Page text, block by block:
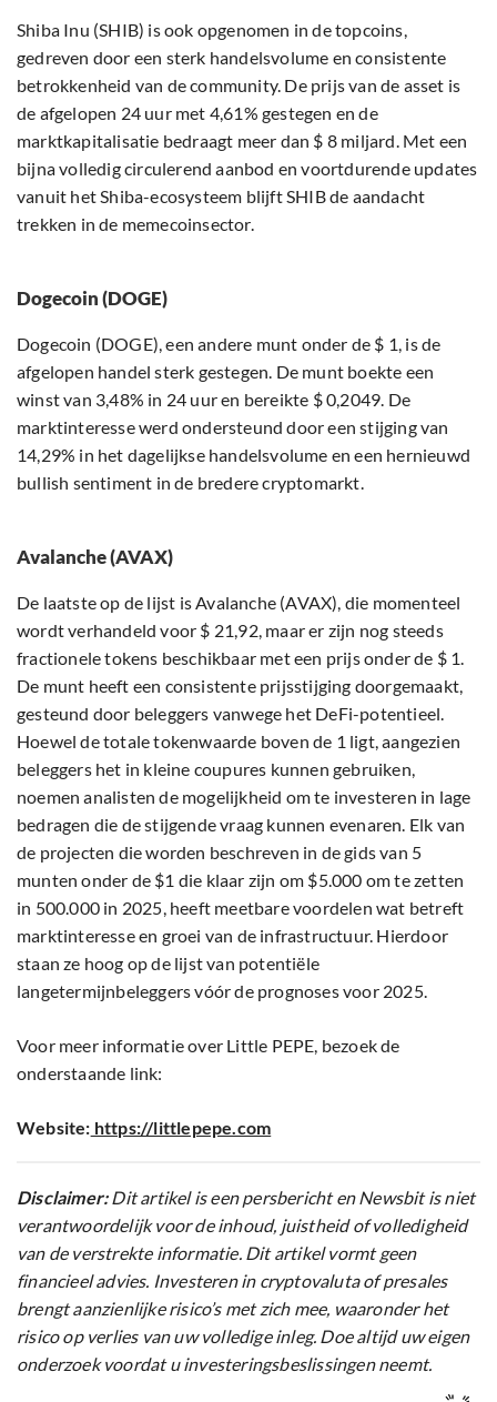
Shiba Inu (SHIB) is ook opgenomen in de topcoins,
gedreven door een sterk handelsvolume en consistente
betrokkenheid van de community. De prijs van de asset is
de afgelopen 24 uur met 4,61% gestegen en de
marktkapitalisatie bedraagt meer dan $ 8 miljard. Met een
bijna volledig circulerend aanbod en voortdurende updates
vanuit het Shiba-ecosysteem blijft SHIB de aandacht
trekken in de memecoinsector.
Dogecoin (DOGE)
Dogecoin (DOGE), een andere munt onder de $ 1, is de
afgelopen handel sterk gestegen. De munt boekte een
winst van 3,48% in 24 uur en bereikte $ 0,2049. De
marktinteresse werd ondersteund door een stijging van
14,29% in het dagelijkse handelsvolume en een hernieuwd
bullish sentiment in de bredere cryptomarkt.
Avalanche (AVAX)
De laatste op de lijst is Avalanche (AVAX), die momenteel
wordt verhandeld voor $ 21,92, maar er zijn nog steeds
fractionele tokens beschikbaar met een prijs onder de $ 1.
De munt heeft een consistente prijsstijging doorgemaakt,
gesteund door beleggers vanwege het DeFi-potentieel.
Hoewel de totale tokenwaarde boven de 1 ligt, aangezien
beleggers het in kleine coupures kunnen gebruiken,
noemen analisten de mogelijkheid om te investeren in lage
bedragen die de stijgende vraag kunnen evenaren. Elk van
de projecten die worden beschreven in de gids van 5
munten onder de $1 die klaar zijn om $5.000 om te zetten
in 500.000 in 2025, heeft meetbare voordelen wat betreft
marktinteresse en groei van de infrastructuur. Hierdoor
staan ze hoog op de lijst van potentiële
langetermijnbeleggers vóór de prognoses voor 2025.
Voor meer informatie over Little PEPE, bezoek de
onderstaande link:
Website: https://littlepepe.com
Disclaimer:Dit artikel is een persbericht en Newsbit is niet
verantwoordelijk voor de inhoud, juistheid of volledigheid
van de verstrekte informatie. Dit artikel vormt geen
financieel advies. Investeren in cryptovaluta of presales
brengt aanzienlijke risico’s met zich mee, waaronder het
risico op verlies van uw volledige inleg. Doe altijd uw eigen
onderzoek voordat u investeringsbeslissingen neemt.